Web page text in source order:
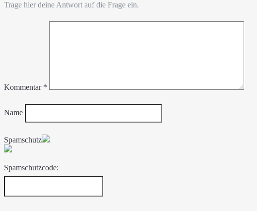
Trage hier deine Antwort auf die Frage ein.
Kommentar *
Name
Spamschutz
Spamschutzcode: